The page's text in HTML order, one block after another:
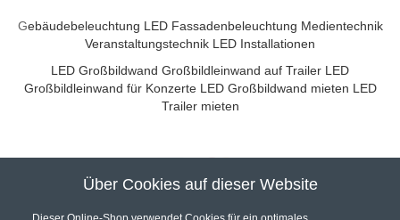
Gebäudebeleuchtung LED Fassadenbeleuchtung Medientechnik
Veranstaltungstechnik LED Installationen
LED Großbildwand Großbildleinwand auf Trailer LED
Großbildleinwand für Konzerte LED Großbildwand mieten LED
Trailer mieten
Über Cookies auf dieser Website